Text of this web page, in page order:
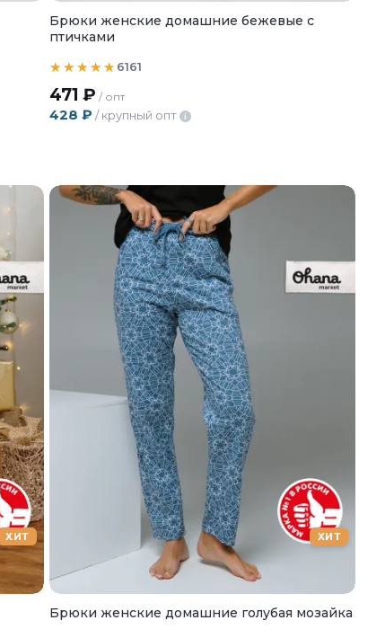
Брюки женские домашние бежевые с
птичками
6161
471 ₽ / опт
428 ₽ / крупный опт i
ХИТ ХИТ
Брюки женские домашние голубая мозайка